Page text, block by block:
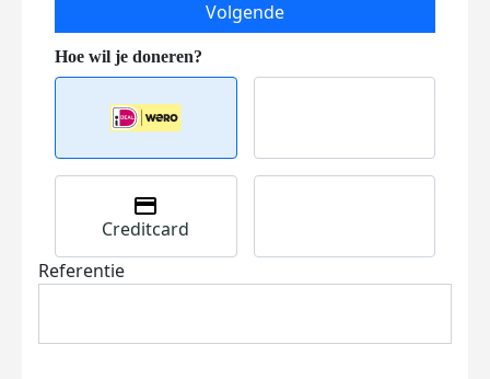
Volgende
Creditcard
Referentie